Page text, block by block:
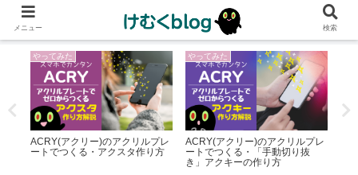
やってみた
ACRY(アクリー)のアクリルプレ
ートでつくる・アクスタ作り方
やってみた
ACRY(アクリー)のアクリルプレ
ートでつくる・「手動切り抜
き」アクキーの作り方
メニュー 検索